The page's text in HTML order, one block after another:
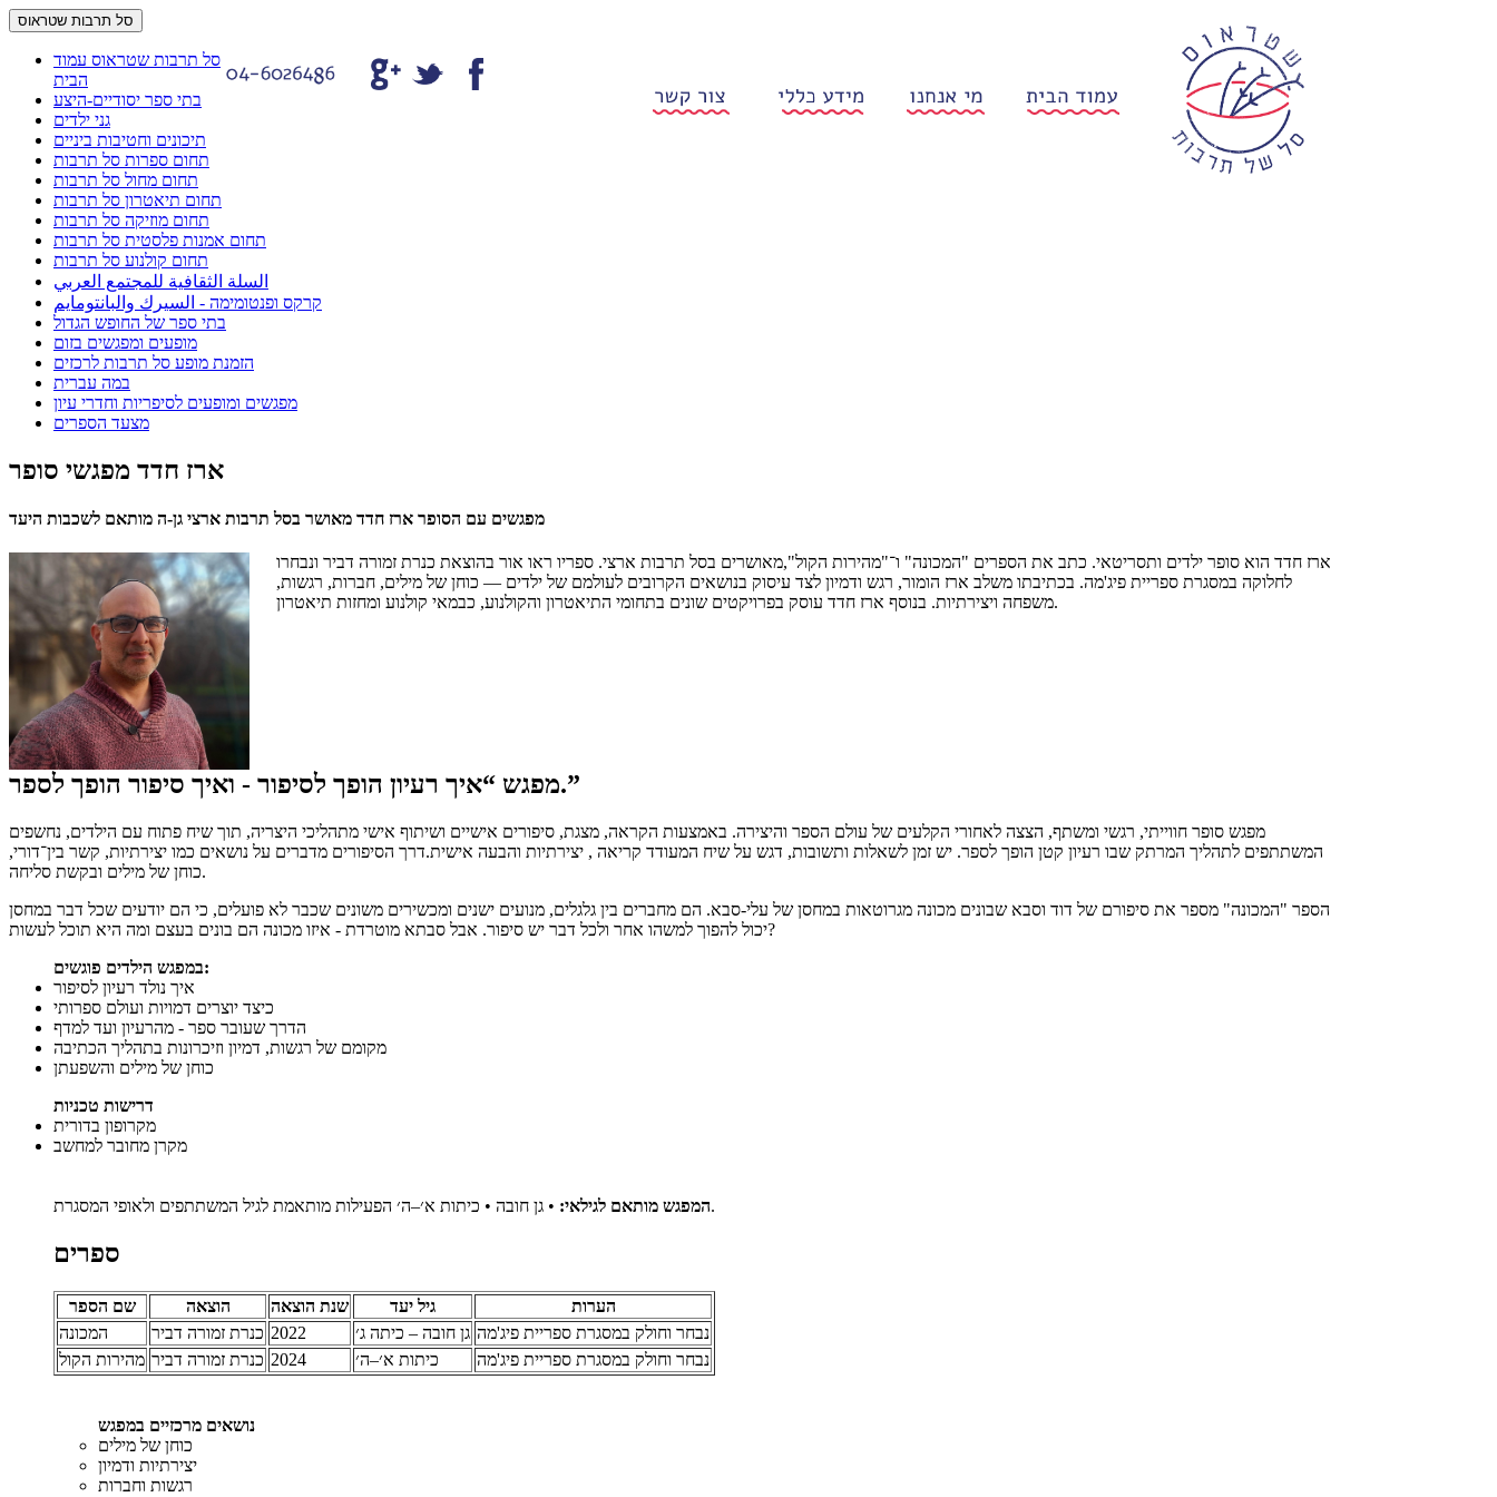
סל תרבות שטראוס
סל תרבות שטראוס עמוד
הבית
בתי ספר יסודיים-היצע
גני ילדים
תיכונים וחטיבות ביניים
תחום ספרות סל תרבות
תחום מחול סל תרבות
תחום תיאטרון סל תרבות
תחום מוזיקה סל תרבות
תחום אמנות פלסטית סל תרבות
תחום קולנוע סל תרבות
السلة الثقافية للمجتمع العربي
קרקס ופנטומימה - السيرك والبانتومايم
בתי ספר של החופש הגדול
מופעים ומפגשים בזום
הזמנת מופע סל תרבות לרכזים
במה עברית
מפגשים ומופעים לסיפריות וחדרי עיון
מצעד הספרים
ארז חדד מפגשי סופר
מפגשים עם הסופר ארז חדד מאושר בסל תרבות ארצי גן-ה מותאם לשכבות היעד
ארז חדד הוא סופר ילדים ותסריטאי. כתב את הספרים "המכונה" ו־"מהירות הקול",מאושרים בסל תרבות ארצי. ספריו ראו אור בהוצאת כנרת זמורה דביר ונבחרו
לחלוקה במסגרת ספריית פיג'מה. בכתיבתו משלב ארז הומור, רגש ודמיון לצד עיסוק בנושאים הקרובים לעולמם של ילדים — כוחן של מילים, חברות, רגשות,
משפחה ויצירתיות. בנוסף ארז חדד עוסק בפרויקטים שונים בתחומי התיאטרון והקולנוע, כבמאי קולנוע ומחזות תיאטרון.
מפגש “איך רעיון הופך לסיפור - ואיך סיפור הופך לספר.”
מפגש סופר חווייתי, רגשי ומשתף, הצצה לאחורי הקלעים של עולם הספר והיצירה. באמצעות הקראה, מצגת, סיפורים אישיים ושיתוף אישי מתהליכי היצריה, תוך שיח פתוח עם הילדים, נחשפים
המשתתפים לתהליך המרתק שבו רעיון קטן הופך לספר. יש זמן לשאלות ותשובות, דגש על שיח המעודד קריאה , יצירתיות והבעה אישית.דרך הסיפורים מדברים על נושאים כמו יצירתיות, קשר בין־דורי,
כוחן של מילים ובקשת סליחה.
הספר "המכונה" מספר את סיפורם של דוד וסבא שבונים מכונה מגרוטאות במחסן של עלי-סבא. הם מחברים בין גלגלים, מנועים ישנים ומכשירים משונים שכבר לא פועלים, כי הם יודעים שכל דבר במחסן
יכול להפוך למשהו אחר ולכל דבר יש סיפור. אבל סבתא מוטרדת - איזו מכונה הם בונים בעצם ומה היא תוכל לעשות?
במפגש הילדים פוגשים:
איך נולד רעיון לסיפור
כיצד יוצרים דמויות ועולם ספרותי
הדרך שעובר ספר - מהרעיון ועד למדף
מקומם של רגשות, דמיון וזיכרונות בתהליך הכתיבה
כוחן של מילים והשפעתן
דרישות טכניות
מקרופון בדורית
מקרן מחובר למחשב
המפגש מותאם לגילאי:• גן חובה • כיתות א׳–ה׳ הפעילות מותאמת לגיל המשתתפים ולאופי המסגרת.
ספרים
שם הספר הוצאה שנת הוצאה גיל יעד
הערות
המכונה
כנרת זמורה דביר 2022 גן חובה – כיתה ג׳ נבחר וחולק במסגרת ספריית פיג'מה
מהירות הקול כנרת זמורה דביר 2024 כיתות א׳–ה׳ נבחר וחולק במסגרת ספריית פיג'מה
נושאים מרכזיים במפגש
כוחן של מילים
יצירתיות ודמיון
רגשות וחברות